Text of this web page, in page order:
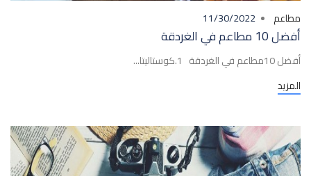
مطاعم
أفضل 10 مطاعم في الغردقة
أفضل 10مطاعم في الغردقة 1.كوستاليتا...
المزيد